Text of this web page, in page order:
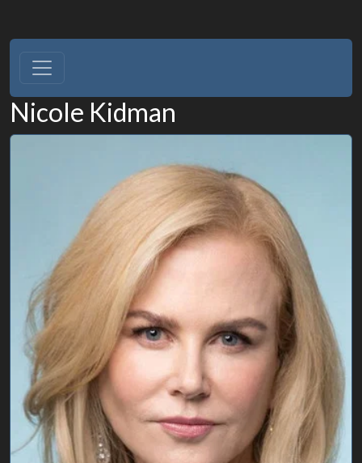
Nicole Kidman